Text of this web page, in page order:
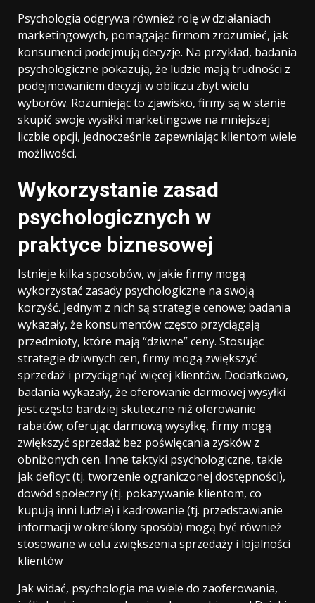
Psychologia odgrywa również rolę w działaniach
marketingowych, pomagając firmom zrozumieć, jak
konsumenci podejmują decyzje. Na przykład, badania
psychologiczne pokazują, że ludzie mają trudności z
podejmowaniem decyzji w obliczu zbyt wielu
wyborów. Rozumiejąc to zjawisko, firmy są w stanie
skupić swoje wysiłki marketingowe na mniejszej
liczbie opcji, jednocześnie zapewniając klientom wiele
możliwości.
Wykorzystanie zasad
psychologicznych w
praktyce biznesowej
Istnieje kilka sposobów, w jakie firmy mogą
wykorzystać zasady psychologiczne na swoją
korzyść. Jednym z nich są strategie cenowe; badania
wykazały, że konsumentów często przyciągają
przedmioty, które mają “dziwne” ceny. Stosując
strategie dziwnych cen, firmy mogą zwiększyć
sprzedaż i przyciągnąć więcej klientów. Dodatkowo,
badania wykazały, że oferowanie darmowej wysyłki
jest często bardziej skuteczne niż oferowanie
rabatów; oferując darmową wysyłkę, firmy mogą
zwiększyć sprzedaż bez poświęcania zysków z
obniżonych cen. Inne taktyki psychologiczne, takie
jak deficyt (tj. tworzenie ograniczonej dostępności),
dowód społeczny (tj. pokazywanie klientom, co
kupują inni ludzie) i kadrowanie (tj. przedstawianie
informacji w określony sposób) mogą być również
stosowane w celu zwiększenia sprzedaży i lojalności
klientów
Jak widać, psychologia ma wiele do zaoferowania,